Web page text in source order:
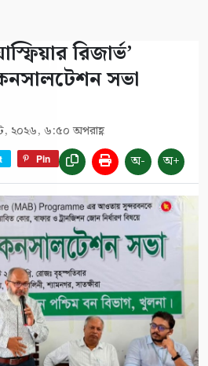
রিজার্ভ’
সভা
২০২৬, ৬:৫০ অপরাহ্ণ
Pin অ- অ+